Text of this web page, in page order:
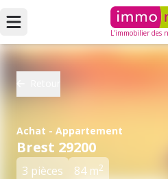
L'immobilier des
Achat - Appartement
Brest 29200
3 pièces 84 m2